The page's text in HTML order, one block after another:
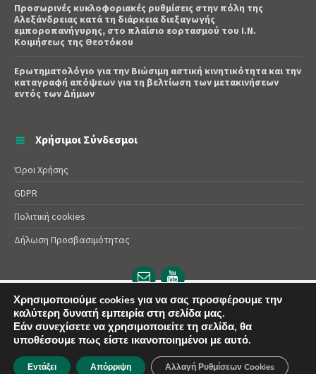
Προσωρινές κυκλοφοριακές ρυθμίσεις στην πόλη της
Αλεξάνδρειας κατά τη διάρκεια διεξαγωγής
εμποροπανήγυρης, στο πλαίσιο εορτασμού του Ι.Ν.
Κοιμήσεως της Θεοτόκου
Ερωτηματολόγιο για την Βιώσιμη αστική κινητικότητα και την
καταγραφή απόψεων για τη βελτίωση των μετακινήσεων
εντός των Δήμων
Χρήσιμοι Σύνδεσμοι
Όροι Χρήσης
GDPR
Πολιτική cookies
Δήλωση Προσβασιμότητας
Email
url
YouTube
url
© 2025 Δήμος Αλεξάνδρειας | Powered byApogee
Χρησιμοποιούμε cookies για να σας προσφέρουμε την
καλύτερη δυνατή εμπειρία στη σελίδα μας.
Εάν συνεχίσετε να χρησιμοποιείτε τη σελίδα, θα
υποθέσουμε πως είστε ικανοποιημένοι με αυτό.
Εντάξει Απόρριψη Αλλαγή Ρυθμίσεων Cookies